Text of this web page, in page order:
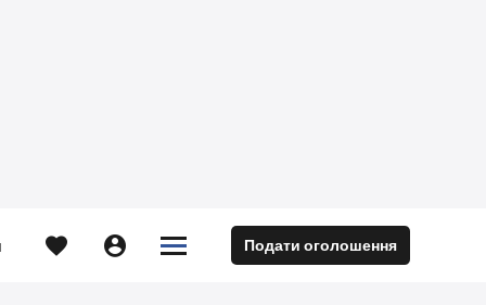
  

 Подати оголошення